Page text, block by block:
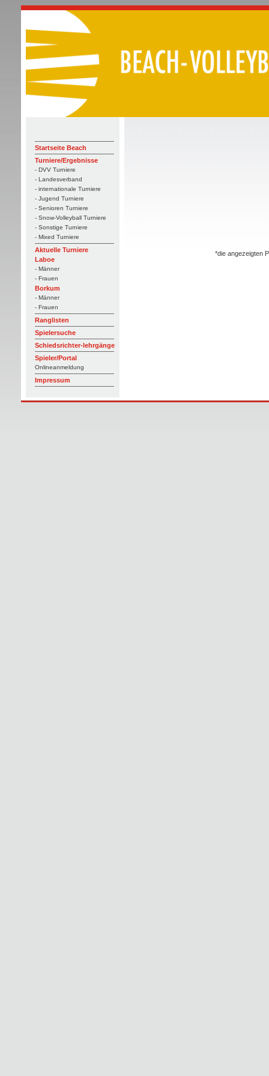
Startseite Beach
Turniere/Ergebnisse
- DVV Turniere
- Landesverband
- internationale Turniere
- Jugend Turniere
- Senioren Turniere
- Snow-Volleyball Turniere
- Sonstige Turniere
- Mixed Turniere
Aktuelle Turniere
Laboe
- Männer
- Frauen
Borkum
- Männer
- Frauen
Ranglisten
Spielersuche
Schiedsrichter-lehrgänge
Spieler/Portal
Onlineanmeldung
Impressum
*die angezeigten